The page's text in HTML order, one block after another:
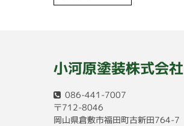
小河原塗装株式会社
086-441-7007
〒712-8046
岡山県倉敷市福田町古新田764-7